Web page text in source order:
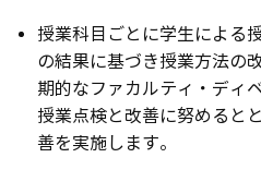
授業科目ごとに学生による
の結果に基づき授業方法の
期的なファカルティ・ディ
授業点検と改善に努めると
善を実施します。